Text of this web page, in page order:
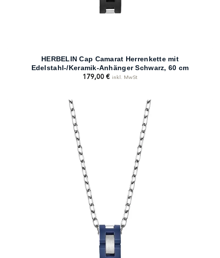
HERBELIN Cap Camarat Herrenkette mit
Edelstahl-/Keramik-Anhänger Schwarz, 60 cm
179,00 € inkl. MwSt